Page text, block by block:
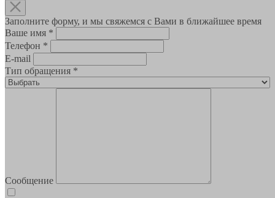
Заполните форму, и мы свяжемся с Вами в ближайшее время
Ваше имя *
Телефон *
E-mail
Тип обращения *
Сообщение